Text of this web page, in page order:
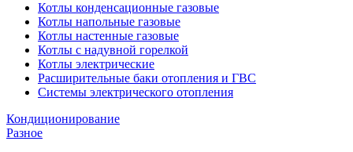
Котлы конденсационные газовые
Котлы напольные газовые
Котлы настенные газовые
Котлы с надувной горелкой
Котлы электрические
Расширительные баки отопления и ГВС
Системы электрического отопления
Кондиционирование
Разное